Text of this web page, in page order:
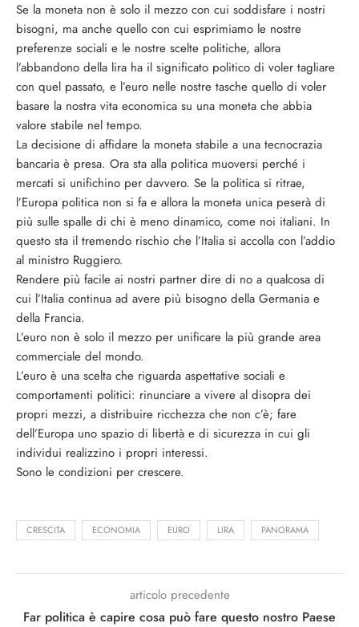
Se la moneta non è solo il mezzo con cui soddisfare i nostri
bisogni, ma anche quello con cui esprimiamo le nostre
preferenze sociali e le nostre scelte politiche, allora
l’abbandono della lira ha il significato politico di voler tagliare
con quel passato, e l’euro nelle nostre tasche quello di voler
basare la nostra vita economica su una moneta che abbia
valore stabile nel tempo.
La decisione di affidare la moneta stabile a una tecnocrazia
bancaria è presa. Ora sta alla politica muoversi perché i
mercati si unifichino per davvero. Se la politica si ritrae,
l’Europa politica non si fa e allora la moneta unica peserà di
più sulle spalle di chi è meno dinamico, come noi italiani. In
questo sta il tremendo rischio che l’Italia si accolla con l’addio
al ministro Ruggiero.
Rendere più facile ai nostri partner dire di no a qualcosa di
cui l’Italia continua ad avere più bisogno della Germania e
della Francia.
L’euro non è solo il mezzo per unificare la più grande area
commerciale del mondo.
L’euro è una scelta che riguarda aspettative sociali e
comportamenti politici: rinunciare a vivere al disopra dei
propri mezzi, a distribuire ricchezza che non c’è; fare
dell’Europa uno spazio di libertà e di sicurezza in cui gli
individui realizzino i propri interessi.
Sono le condizioni per crescere.
CRESCITA ECONOMIA EURO LIRA PANORAMA
articolo precedente
Far politica è capire cosa può fare questo nostro Paese